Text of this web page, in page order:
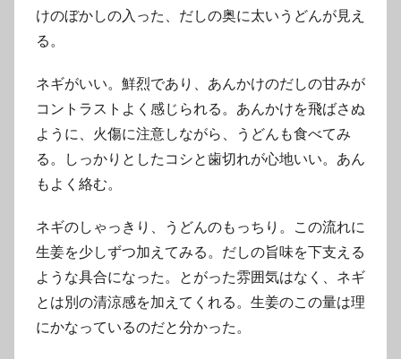
けのぼかしの入った、だしの奥に太いうどんが見え
る。
ネギがいい。鮮烈であり、あんかけのだしの甘みが
コントラストよく感じられる。あんかけを飛ばさぬ
ように、火傷に注意しながら、うどんも食べてみ
る。しっかりとしたコシと歯切れが心地いい。あん
もよく絡む。
ネギのしゃっきり、うどんのもっちり。この流れに
生姜を少しずつ加えてみる。だしの旨味を下支える
ような具合になった。とがった雰囲気はなく、ネギ
とは別の清涼感を加えてくれる。生姜のこの量は理
にかなっているのだと分かった。